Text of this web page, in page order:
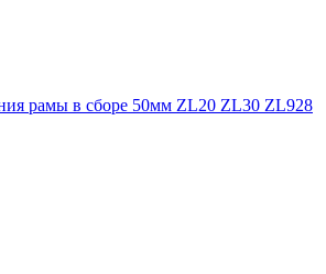
рамы в сборе 50мм ZL20 ZL30 ZL928